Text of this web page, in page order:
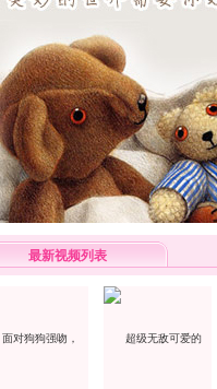
最新视频列表